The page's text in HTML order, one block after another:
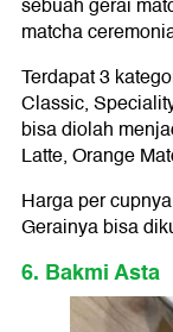
matcha
Terdapat 3
Classic,
bisa diolah
Latte, Orange
Harga per
Gerainya bisa
6. Bakmi Asta